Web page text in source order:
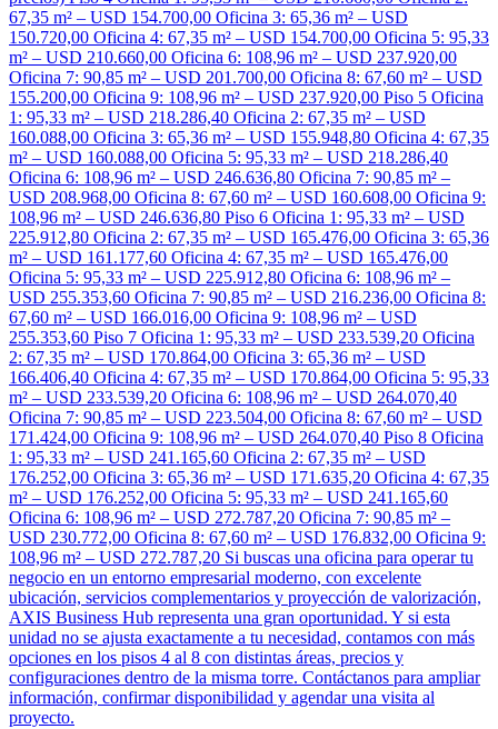
67,35 m² – USD 154.700,00 Oficina 3: 65,36 m² – USD
150.720,00 Oficina 4: 67,35 m² – USD 154.700,00 Oficina 5: 95,33
m² – USD 210.660,00 Oficina 6: 108,96 m² – USD 237.920,00
Oficina 7: 90,85 m² – USD 201.700,00 Oficina 8: 67,60 m² – USD
155.200,00 Oficina 9: 108,96 m² – USD 237.920,00 Piso 5 Oficina
1: 95,33 m² – USD 218.286,40 Oficina 2: 67,35 m² – USD
160.088,00 Oficina 3: 65,36 m² – USD 155.948,80 Oficina 4: 67,35
m² – USD 160.088,00 Oficina 5: 95,33 m² – USD 218.286,40
Oficina 6: 108,96 m² – USD 246.636,80 Oficina 7: 90,85 m² –
USD 208.968,00 Oficina 8: 67,60 m² – USD 160.608,00 Oficina 9:
108,96 m² – USD 246.636,80 Piso 6 Oficina 1: 95,33 m² – USD
225.912,80 Oficina 2: 67,35 m² – USD 165.476,00 Oficina 3: 65,36
m² – USD 161.177,60 Oficina 4: 67,35 m² – USD 165.476,00
Oficina 5: 95,33 m² – USD 225.912,80 Oficina 6: 108,96 m² –
USD 255.353,60 Oficina 7: 90,85 m² – USD 216.236,00 Oficina 8:
67,60 m² – USD 166.016,00 Oficina 9: 108,96 m² – USD
255.353,60 Piso 7 Oficina 1: 95,33 m² – USD 233.539,20 Oficina
2: 67,35 m² – USD 170.864,00 Oficina 3: 65,36 m² – USD
166.406,40 Oficina 4: 67,35 m² – USD 170.864,00 Oficina 5: 95,33
m² – USD 233.539,20 Oficina 6: 108,96 m² – USD 264.070,40
Oficina 7: 90,85 m² – USD 223.504,00 Oficina 8: 67,60 m² – USD
171.424,00 Oficina 9: 108,96 m² – USD 264.070,40 Piso 8 Oficina
1: 95,33 m² – USD 241.165,60 Oficina 2: 67,35 m² – USD
176.252,00 Oficina 3: 65,36 m² – USD 171.635,20 Oficina 4: 67,35
m² – USD 176.252,00 Oficina 5: 95,33 m² – USD 241.165,60
Oficina 6: 108,96 m² – USD 272.787,20 Oficina 7: 90,85 m² –
USD 230.772,00 Oficina 8: 67,60 m² – USD 176.832,00 Oficina 9:
108,96 m² – USD 272.787,20 Si buscas una oficina para operar tu
negocio en un entorno empresarial moderno, con excelente
ubicación, servicios complementarios y proyección de valorización,
AXIS Business Hub representa una gran oportunidad. Y si esta
unidad no se ajusta exactamente a tu necesidad, contamos con más
opciones en los pisos 4 al 8 con distintas áreas, precios y
configuraciones dentro de la misma torre. Contáctanos para ampliar
información, confirmar disponibilidad y agendar una visita al
proyecto.